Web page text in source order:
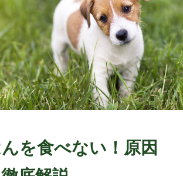
を食べない！原因